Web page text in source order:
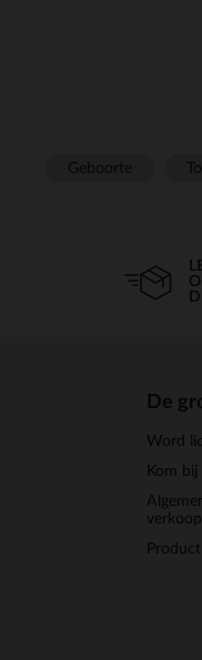
De
Word
Kom bij
Product